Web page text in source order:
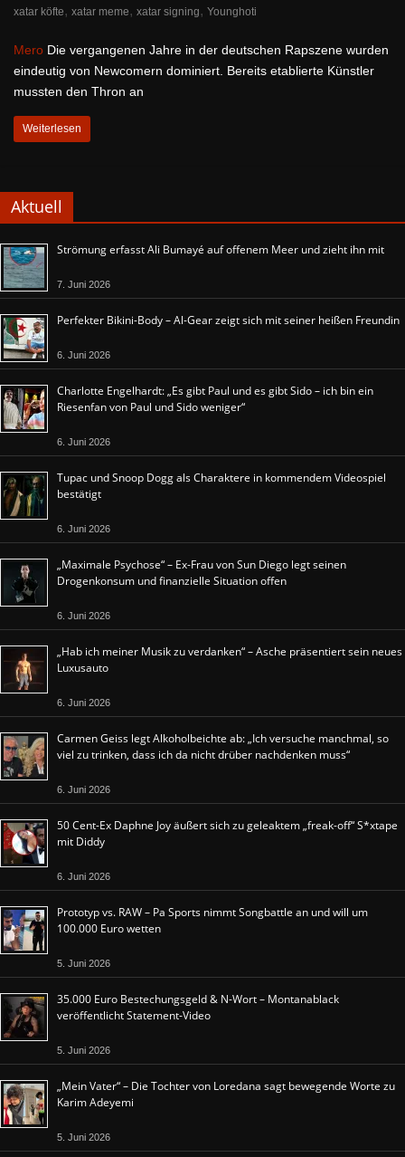
xatar köfte, xatar meme, xatar signing, Younghoti
Mero Die vergangenen Jahre in der deutschen Rapszene wurden
eindeutig von Newcomern dominiert. Bereits etablierte Künstler
mussten den Thron an
Weiterlesen
Aktuell
Strömung erfasst Ali Bumayé auf offenem Meer und zieht ihn mit
7. Juni 2026
Perfekter Bikini-Body – Al-Gear zeigt sich mit seiner heißen Freundin
6. Juni 2026
Charlotte Engelhardt: „Es gibt Paul und es gibt Sido – ich bin ein
Riesenfan von Paul und Sido weniger“
6. Juni 2026
Tupac und Snoop Dogg als Charaktere in kommendem Videospiel
bestätigt
6. Juni 2026
„Maximale Psychose“ – Ex-Frau von Sun Diego legt seinen
Drogenkonsum und finanzielle Situation offen
6. Juni 2026
„Hab ich meiner Musik zu verdanken“ – Asche präsentiert sein neues
Luxusauto
6. Juni 2026
Carmen Geiss legt Alkoholbeichte ab: „Ich versuche manchmal, so
viel zu trinken, dass ich da nicht drüber nachdenken muss“
6. Juni 2026
50 Cent-Ex Daphne Joy äußert sich zu geleaktem „freak-off“ S*xtape
mit Diddy
6. Juni 2026
Prototyp vs. RAW – Pa Sports nimmt Songbattle an und will um
100.000 Euro wetten
5. Juni 2026
35.000 Euro Bestechungsgeld & N-Wort – Montanablack
veröffentlicht Statement-Video
5. Juni 2026
„Mein Vater“ – Die Tochter von Loredana sagt bewegende Worte zu
Karim Adeyemi
5. Juni 2026